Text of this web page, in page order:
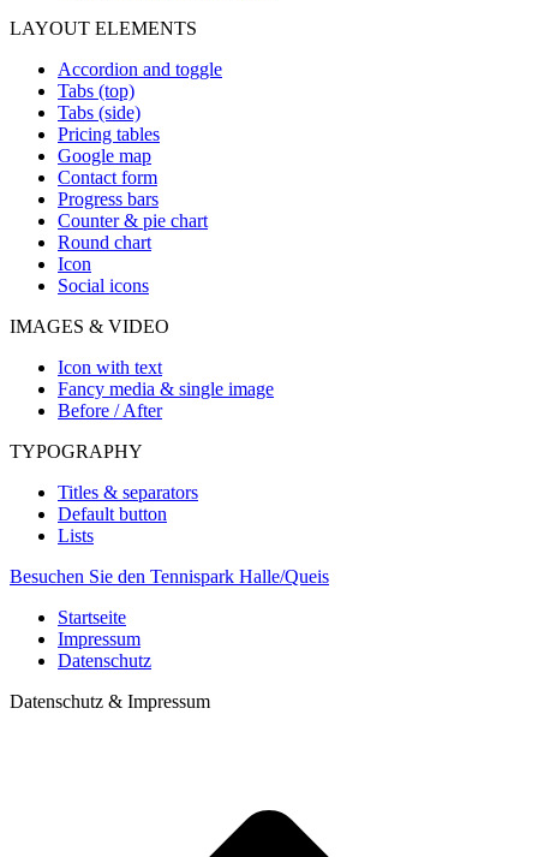
LAYOUT ELEMENTS
Accordion and toggle
Tabs (top)
Tabs (side)
Pricing tables
Google map
Contact form
Progress bars
Counter & pie chart
Round chart
Icon
Social icons
IMAGES & VIDEO
Icon with text
Fancy media & single image
Before / After
TYPOGRAPHY
Titles & separators
Default button
Lists
Besuchen Sie den Tennispark Halle/Queis
Startseite
Impressum
Datenschutz
Datenschutz & Impressum